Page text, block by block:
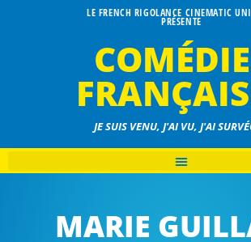
LE FRENCH RIGOLANCE CINEMATIC
PRÉSENTE
JE SUIS VENU, J'AI VU, J'AI
MARIE